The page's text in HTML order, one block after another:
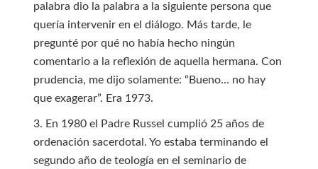
palabra dio la palabra a la siguiente persona que
quería intervenir en el diálogo. Más tarde, le
pregunté por qué no había hecho ningún
comentario a la reflexión de aquella hermana. Con
prudencia, me dijo solamente: “Bueno… no hay
que exagerar”. Era 1973.
3. En 1980 el Padre Russel cumplió 25 años de
ordenación sacerdotal. Yo estaba terminando el
segundo año de teología en el seminario de